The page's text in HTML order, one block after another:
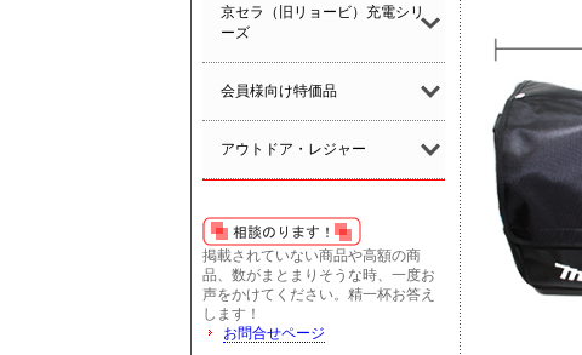
京セラ（旧リョービ）充電シリ
ーズ
会員様向け特価品
アウトドア・レジャー
掲載されていない商品や高額の商
品、数がまとまりそうな時、一度お
声をかけてください。精一杯お答え
します！
お問合せページ